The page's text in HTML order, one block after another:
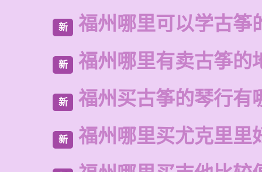
新 福州哪里可以学古筝
新 福州哪里有卖古筝的
新 福州买古筝的琴行有
新 福州哪里买尤克里里